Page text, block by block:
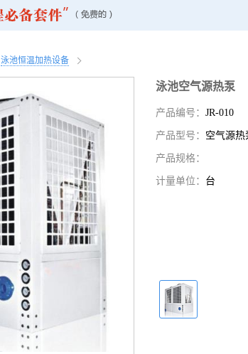
泳池恒温加热设备
泳池空气源热泵
产品编号： JR-010
产品型号： 空气源热
产品规格：
计量单位： 台